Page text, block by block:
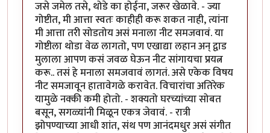
जसे जमेल तसे, थोडे का होईना, जरूर खेळावे. - ज्या
गोष्टीत, मी आत्ता स्वतः काहीही करू शकत नाही, त्यांना
मी आत्ता तरी सोडतोय असं मनाला नीट समजवावं. या
गोष्टीला थोडा वेळ लागतो, पण एखाद्या लहान अन् द्वाड
मुलाला आपण कसं जवळ घेऊन नीट सांगायचा प्रयत्न
करू.. तसं हे मनाला समजवावं लागतं. असे एकेक विषय
नीट समजावून हातावेगळे करावेत. विचारांचा अतिरेक
यामुळे नक्की कमी होतो. - शक्यतो घरच्यांच्या सोबत
बसून, सगळ्यांनी मिळून एकत्र जेवावं. - रात्री
झोपण्याच्या आधी शांत, संथ पण आनंदमधुर असं संगीत